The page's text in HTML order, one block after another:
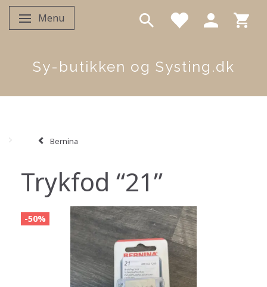
Skifte navigation
Menu
Sy-butikken og Systing.dk
Bernina
Trykfod “21”
-50%